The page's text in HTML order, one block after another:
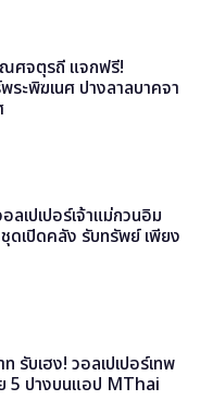
ศจตุรถี แจกฟรี!
ระพิฆเนศ ปางลาลบาคจา
ลเปเปอร์เจ้าแม่กวนอิม
ดเปิดคลัง รับทรัพย์ เพียง
รับเฮง! วอลเปเปอร์เทพ
ย 5 ปางบนแอป MThai